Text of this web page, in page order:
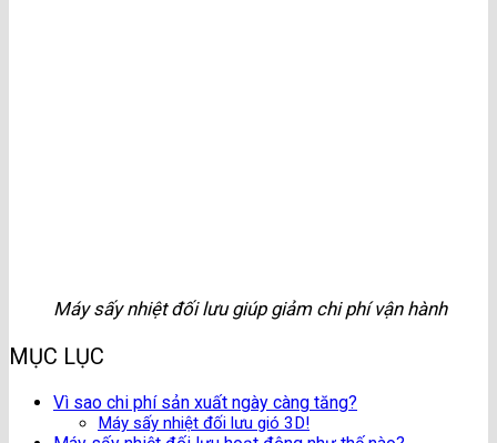
Máy sấy nhiệt đối lưu giúp giảm chi phí vận hành
MỤC LỤC
Vì sao chi phí sản xuất ngày càng tăng?
Máy sấy nhiệt đối lưu gió 3D!